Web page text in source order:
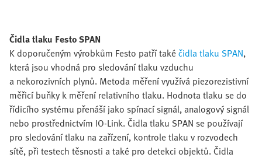
Čidla tlaku Festo SPAN
K doporučeným výrobkům Festo patří takéčidla tlaku SPAN,
která jsou vhodná pro sledování tlaku vzduchu
a nekorozivních plynů. Metoda měření využívá piezorezistivní
měřicí buňky k měření relativního tlaku. Hodnota tlaku se do
řídicího systému přenáší jako spínací signál, analogový signál
nebo prostřednictvím IO-Link. Čidla tlaku SPAN se používají
pro sledování tlaku na zařízení, kontrole tlaku v rozvodech
sítě, při testech těsnosti a také pro detekci objektů. Čidla